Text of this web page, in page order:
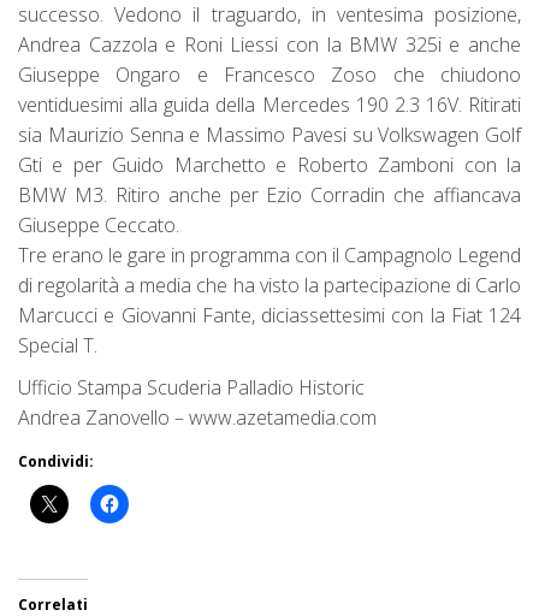
successo. Vedono il traguardo, in ventesima posizione,
Andrea Cazzola e Roni Liessi con la BMW 325i e anche
Giuseppe Ongaro e Francesco Zoso che chiudono
ventiduesimi alla guida della Mercedes 190 2.3 16V. Ritirati
sia Maurizio Senna e Massimo Pavesi su Volkswagen Golf
Gti e per Guido Marchetto e Roberto Zamboni con la
BMW M3. Ritiro anche per Ezio Corradin che affiancava
Giuseppe Ceccato.
Tre erano le gare in programma con il Campagnolo Legend
di regolarità a media che ha visto la partecipazione di Carlo
Marcucci e Giovanni Fante, diciassettesimi con la Fiat 124
Special T.
Ufficio Stampa Scuderia Palladio Historic
Andrea Zanovello – www.azetamedia.com
Condividi:
Correlati